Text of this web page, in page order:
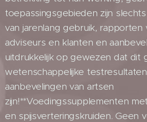
toepassingsgebieden zijn
van jarenlang gebruik, rapporten
adviseurs en klanten en
uitdrukkelijk op gewezen dat dit
wetenschappelijke
aanbevelingen van artsen
zijn!**Voedingssupplementen
en spijsverteringskruiden. Geen